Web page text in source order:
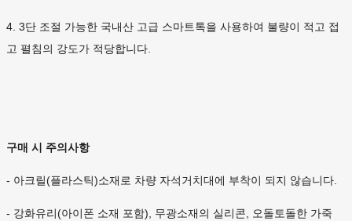
4. 3단 조절 가능한 국내산 고급 스마트톡을 사용하여 불량이 적고 접
고 펼침의 강도가 적당합니다.
구매 시 주의사항
- 아크릴(플라스틱)소재로 차량 자석거치대에 부착이 되지 않습니다.
- 강화유리(아이폰 소재 포함), 무광소재의 실리콘, 오돌토돌한 가죽